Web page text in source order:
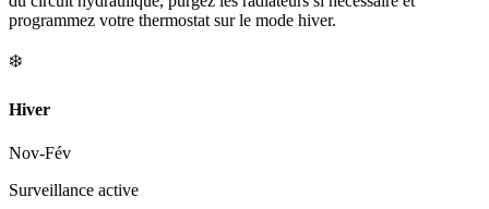
programmez votre thermostat sur le mode hiver.
❄️
Hiver
Nov-Fév
Surveillance active